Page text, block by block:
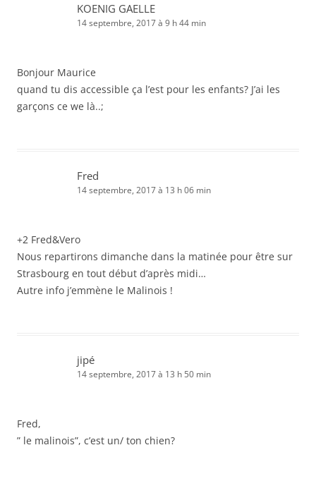
KOENIG GAELLE
14 septembre, 2017 à 9 h 44 min
Bonjour Maurice
quand tu dis accessible ça l’est pour les enfants? J’ai les
garçons ce we là..;
Fred
14 septembre, 2017 à 13 h 06 min
+2 Fred&Vero
Nous repartirons dimanche dans la matinée pour être sur
Strasbourg en tout début d’après midi…
Autre info j’emmène le Malinois !
jipé
14 septembre, 2017 à 13 h 50 min
Fred,
” le malinois”, c’est un/ ton chien?